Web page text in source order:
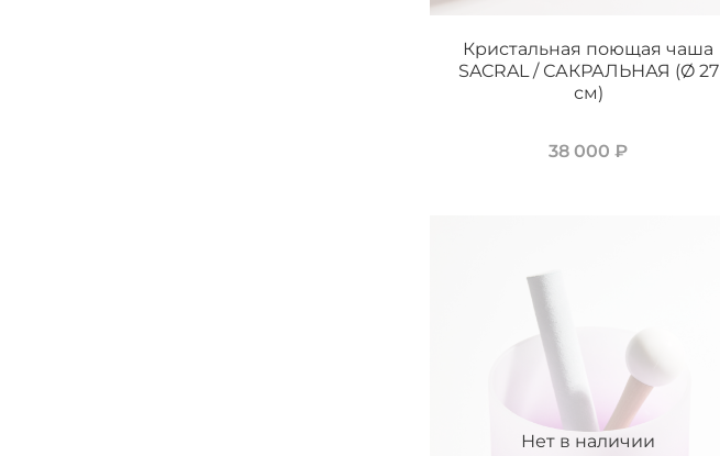
Кристальная поющая чаша
SACRAL / САКРАЛЬНАЯ (Ø 27
см)
38 000 ₽
Нет в наличии